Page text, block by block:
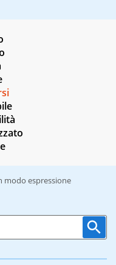
modo espressione